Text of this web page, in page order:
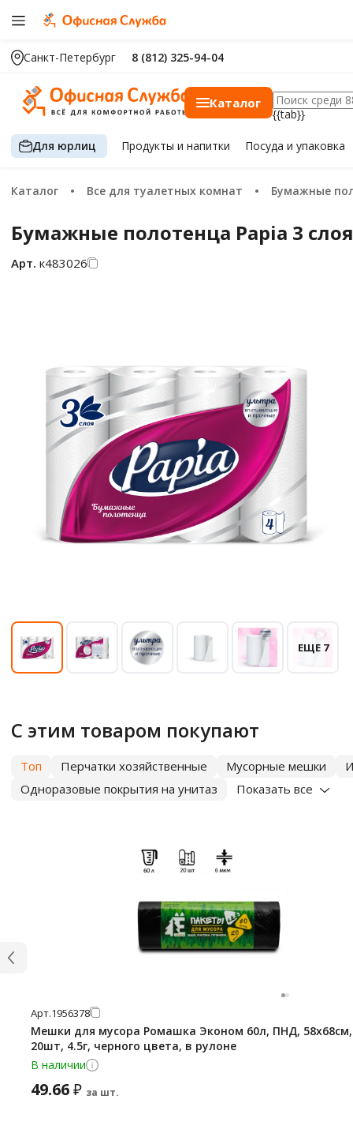
Санкт-Петербург 8 (812) 325-94-04
Каталог
{{tab}}
Для юрлиц Продуктыи напитки Посуда и упаковка
Каталог Все для туалетных комнат Бумажные
Бумажные полотенца Papia 3
Арт. к483026
ЕЩЕ 7
С этим товаром покупают
Топ Перчатки хозяйственные Мусорные мешки
Одноразовые покрытия на унитаз
Показать все
Арт.1956378
Мешки для мусора Ромашка Эконом 60л, ПНД,
20шт, 4.5г, черного цвета, в рулоне
В наличии
49.66₽ за шт.